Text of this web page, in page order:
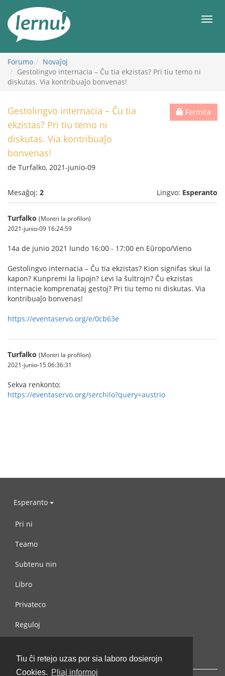
Tiu ĉi retejo uzas por sia laboro dosierojn
Cookies. Pliaj informoj
enhavo
Forumo
Novaĵoj
Gestolingvo internacia – Ĉu tia ekzistas? Pri tiu temo ni
diskutas. Via kontribuaĵo bonvenas!
Fermita
Gestolingvo internacia – Ĉu tia
ekzistas? Pri tiu temo ni
diskutas. Via kontribuaĵo
bonvenas!
de Turfalko, 2021-junio-09
Mesaĝoj: 2 Lingvo: Esperanto
Turfalko (Montri la profilon)
2021-junio-09 16:24:59
14a de junio 2021 lundo 16:00 - 17:00 en Eŭropo/Vieno
Gestolingvo internacia – Ĉu tia ekzistas? Kion signifas skui la
kapon? Kunpremi la lipojn? Levi la ŝultrojn? Ĉu ekzistas
internacie komprenataj gestoj? Pri tiu temo ni diskutas. Via
kontribuaĵo bonvenas!
https://eventaservo.org/e/0cb63e
Turfalko (Montri la profilon)
2021-junio-15 06:36:31
Sekva renkonto:
https://eventaservo.org/serchilo?query=austrio
Esperanto
Pri ni
Teamo
Subtenu nin
Libro
Privateco
Reguloj